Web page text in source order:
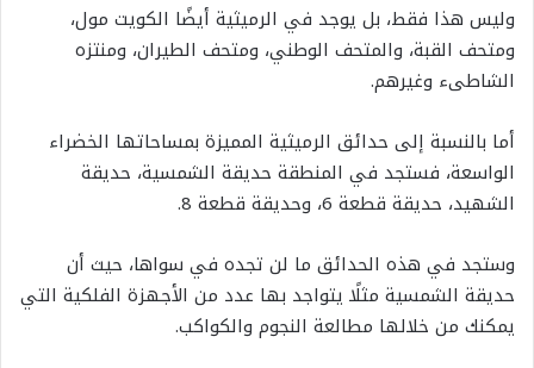
وليس هذا فقط، بل يوجد في الرميثية أيضًا الكويت مول،
ومتحف القبة، والمتحف الوطني، ومتحف الطيران، ومنتزه
الشاطىء وغيرهم.
أما بالنسبة إلى حدائق الرميثية المميزة بمساحاتها الخضراء
الواسعة، فستجد في المنطقة حديقة الشمسية، حديقة
الشهيد، حديقة قطعة 6، وحديقة قطعة 8.
وستجد في هذه الحدائق ما لن تجده في سواها، حيث أن
حديقة الشمسية مثلًا يتواجد بها عدد من الأجهزة الفلكية التي
يمكنك من خلالها مطالعة النجوم والكواكب.